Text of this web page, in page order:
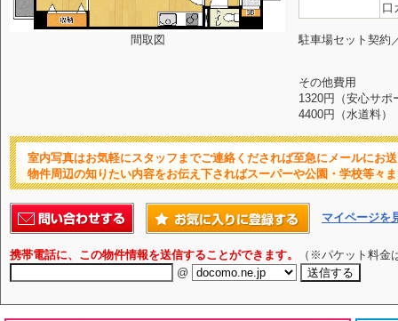
間取図
口
駐車場セット契約
その他費用
1320円（安心サポ
4400円（水道料）
室内写真はお気軽にスタッフまでご連絡くだされば至急にメールにお
物件周辺の知りたい内容をお伝え下さればスーパーや公園・学校等々
マイページを
携帯電話に、この物件情報を送信することができます。
（※パケット料金
@